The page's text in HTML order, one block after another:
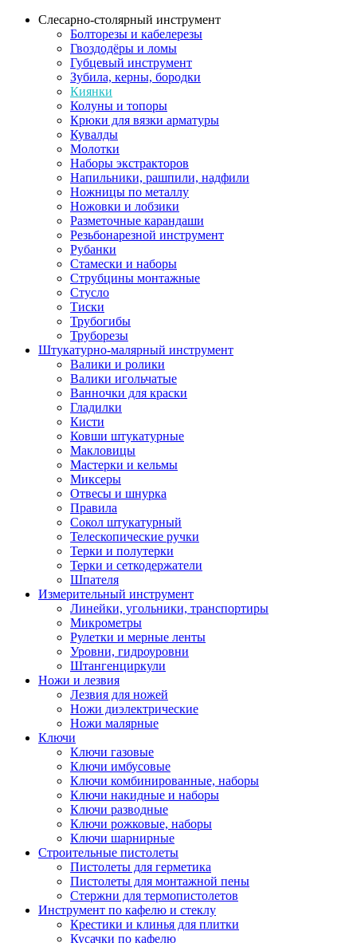
Слесарно-столярный инструмент
Болторезы и кабелерезы
Гвоздодёры и ломы
Губцевый инструмент
Зубила, керны, бородки
Киянки
Колуны и топоры
Крюки для вязки арматуры
Кувалды
Молотки
Наборы экстракторов
Напильники, рашпили, надфили
Ножницы по металлу
Ножовки и лобзики
Разметочные карандаши
Резьбонарезной инструмент
Рубанки
Стамески и наборы
Струбцины монтажные
Стусло
Тиски
Трубогибы
Труборезы
Штукатурно-малярный инструмент
Валики и ролики
Валики игольчатые
Ванночки для краски
Гладилки
Кисти
Ковши штукатурные
Макловицы
Мастерки и кельмы
Миксеры
Отвесы и шнурка
Правила
Сокол штукатурный
Телескопические ручки
Терки и полутерки
Терки и сеткодержатели
Шпателя
Измерительный инструмент
Линейки, угольники, транспортиры
Микрометры
Рулетки и мерные ленты
Уровни, гидроуровни
Штангенциркули
Ножи и лезвия
Лезвия для ножей
Ножи диэлектрические
Ножи малярные
Ключи
Ключи газовые
Ключи имбусовые
Ключи комбинированные, наборы
Ключи накидные и наборы
Ключи разводные
Ключи рожковые, наборы
Ключи шарнирные
Строительные пистолеты
Пистолеты для герметика
Пистолеты для монтажной пены
Стержни для термопистолетов
Инструмент по кафелю и стеклу
Крестики и клинья для плитки
Кусачки по кафелю